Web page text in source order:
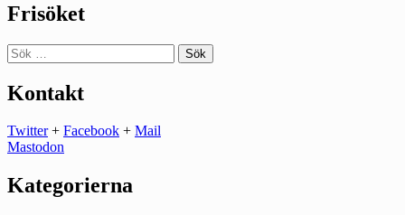
Frisöket
Sök
efter:
Kontakt
Twitter+ Facebook + Mail
Mastodon
Kategorierna